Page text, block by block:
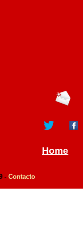
Home
- Contacto